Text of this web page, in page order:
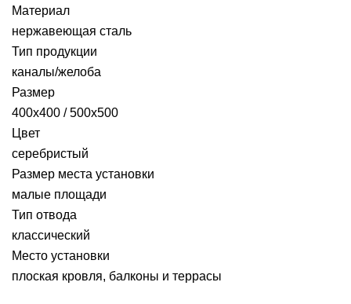
Материал
нержавеющая сталь
Тип продукции
каналы/желоба
Размер
400x400 / 500x500
Цвет
серебристый
Размер места установки
малые площади
Тип отвода
классический
Место установки
плоская кровля, балконы и террасы